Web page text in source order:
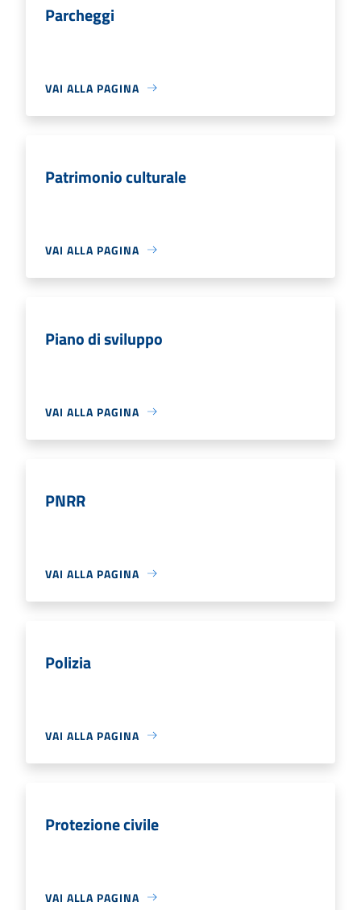
Parcheggi
VAI ALLA PAGINA
Patrimonio culturale
VAI ALLA PAGINA
Piano di sviluppo
VAI ALLA PAGINA
PNRR
VAI ALLA PAGINA
Polizia
VAI ALLA PAGINA
Protezione civile
VAI ALLA PAGINA